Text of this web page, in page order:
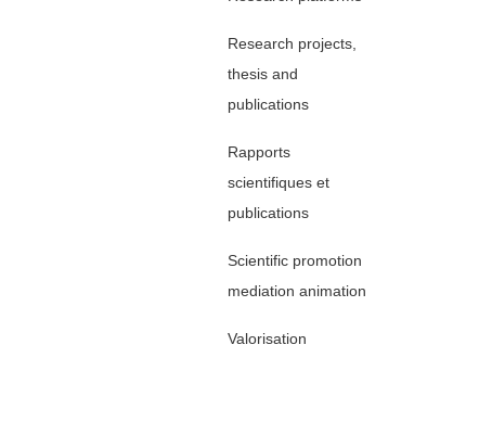
Research projects,
thesis and
publications
Rapports
scientifiques et
publications
Scientific promotion
mediation animation
Valorisation